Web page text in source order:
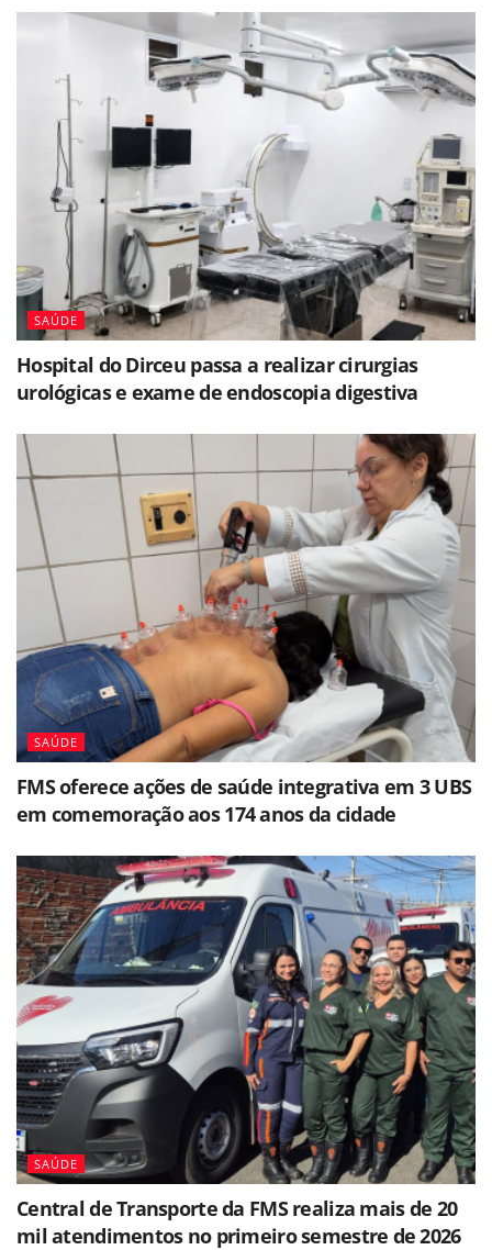
SAÚDE
Hospital do Dirceu passa a realizar cirurgias
urológicas e exame de endoscopia digestiva
SAÚDE
FMS oferece ações de saúde integrativa em 3 UBS
em comemoração aos 174 anos da cidade
SAÚDE
Central de Transporte da FMS realiza mais de 20
mil atendimentos no primeiro semestre de 2026